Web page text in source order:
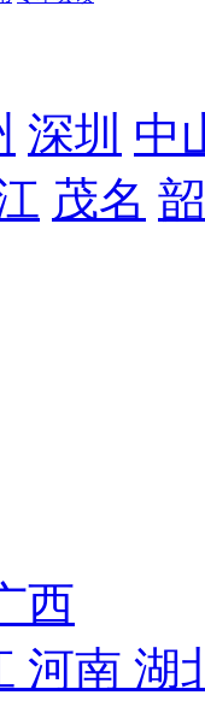
深圳 中
茂名
西
河南 湖